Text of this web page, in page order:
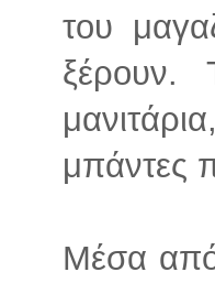
του
ξέρουν.
μπάντες
Μέσα από